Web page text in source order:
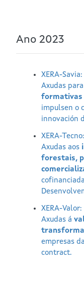
Ano 2023
XERA-
Axudas
formativas
impulsen o
innovación
XERA-
Axudas aos
forestais,
XERA-
Axudas á
empresas
contract.